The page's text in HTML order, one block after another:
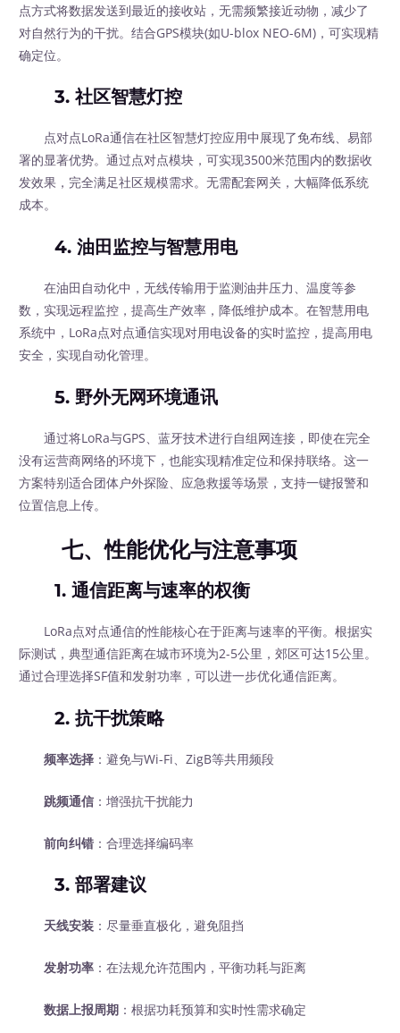
点方式将数据发送到最近的接收站，无需频繁接近动物，减少了
对自然行为的干扰。结合GPS模块(如U-blox NEO-6M)，可实现精
确定位。
3. 社区智慧灯控
点对点LoRa通信在社区智慧灯控应用中展现了免布线、易部
署的显著优势。通过点对点模块，可实现3500米范围内的数据收
发效果，完全满足社区规模需求。无需配套网关，大幅降低系统
成本。
4. 油田监控与智慧用电
在油田自动化中，无线传输用于监测油井压力、温度等参
数，实现远程监控，提高生产效率，降低维护成本。在智慧用电
系统中，LoRa点对点通信实现对用电设备的实时监控，提高用电
安全，实现自动化管理。
5. 野外无网环境通讯
通过将LoRa与GPS、蓝牙技术进行自组网连接，即使在完全
没有运营商网络的环境下，也能实现精准定位和保持联络。这一
方案特别适合团体户外探险、应急救援等场景，支持一键报警和
位置信息上传。
七、性能优化与注意事项
1. 通信距离与速率的权衡
LoRa点对点通信的性能核心在于距离与速率的平衡。根据实
际测试，典型通信距离在城市环境为2-5公里，郊区可达15公里。
通过合理选择SF值和发射功率，可以进一步优化通信距离。
2. 抗干扰策略
频率选择 ：避免与Wi-Fi、ZigB等共用频段
跳频通信 ：增强抗干扰能力
前向纠错 ：合理选择编码率
3. 部署建议
天线安装 ：尽量垂直极化，避免阻挡
发射功率 ：在法规允许范围内，平衡功耗与距离
数据上报周期 ：根据功耗预算和实时性需求确定